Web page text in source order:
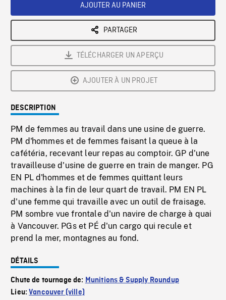
AJOUTER AU PANIER
PARTAGER
TÉLÉCHARGER UN APERÇU
AJOUTER À UN PROJET
DESCRIPTION
PM de femmes au travail dans une usine de guerre.
PM d'hommes et de femmes faisant la queue à la
cafétéria, recevant leur repas au comptoir. GP d'une
travailleuse d'usine de guerre en train de manger. PG
EN PL d'hommes et de femmes quittant leurs
machines à la fin de leur quart de travail. PM EN PL
d'une femme qui travaille avec un outil de fraisage.
PM sombre vue frontale d'un navire de charge à quai
à Vancouver. PGs et PÉ d'un cargo qui recule et
prend la mer, montagnes au fond.
DÉTAILS
Chute de tournage de: Munitions & Supply Roundup
Lieu:Vancouver (ville)